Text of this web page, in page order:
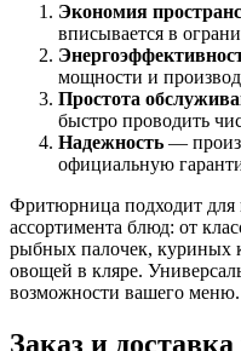
Экономия
вписывается в
мощности и
Простота
быстро проводить
Надежность —
официальную
Фритюрница подходит для
ассортимента блюд: от
рыбных палочек,
овощей в кляре.
возможности вашего меню.
Заказ и